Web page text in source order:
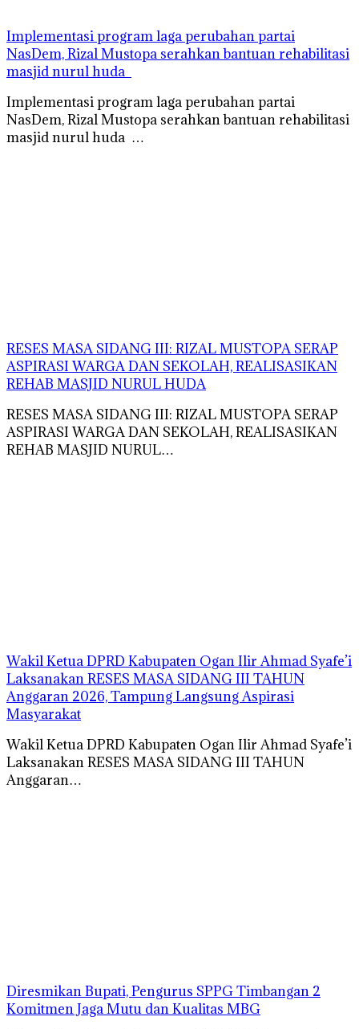
Implementasi program laga perubahan partai
NasDem, Rizal Mustopa serahkan bantuan rehabilitasi
masjid nurul huda
Implementasi program laga perubahan partai
NasDem, Rizal Mustopa serahkan bantuan rehabilitasi
masjid nurul huda …
RESES MASA SIDANG III: RIZAL MUSTOPA SERAP
ASPIRASI WARGA DAN SEKOLAH, REALISASIKAN
REHAB MASJID NURUL HUDA
RESES MASA SIDANG III: RIZAL MUSTOPA SERAP
ASPIRASI WARGA DAN SEKOLAH, REALISASIKAN
REHAB MASJID NURUL…
Wakil Ketua DPRD Kabupaten Ogan Ilir Ahmad Syafe’i
Laksanakan RESES MASA SIDANG III TAHUN
Anggaran 2026, Tampung Langsung Aspirasi
Masyarakat
Wakil Ketua DPRD Kabupaten Ogan Ilir Ahmad Syafe’i
Laksanakan RESES MASA SIDANG III TAHUN
Anggaran…
Diresmikan Bupati, Pengurus SPPG Timbangan 2
Komitmen Jaga Mutu dan Kualitas MBG